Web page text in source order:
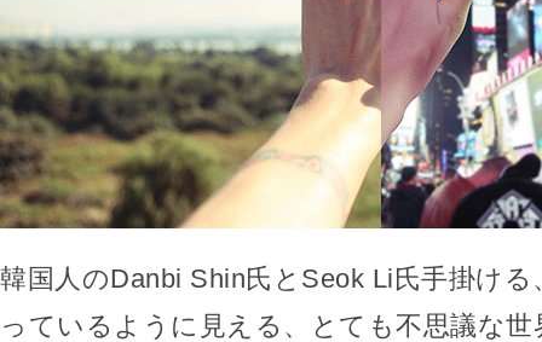
韓国人のDanbi Shin氏とSeok Li氏手掛け
っているように見える、とても不思議な